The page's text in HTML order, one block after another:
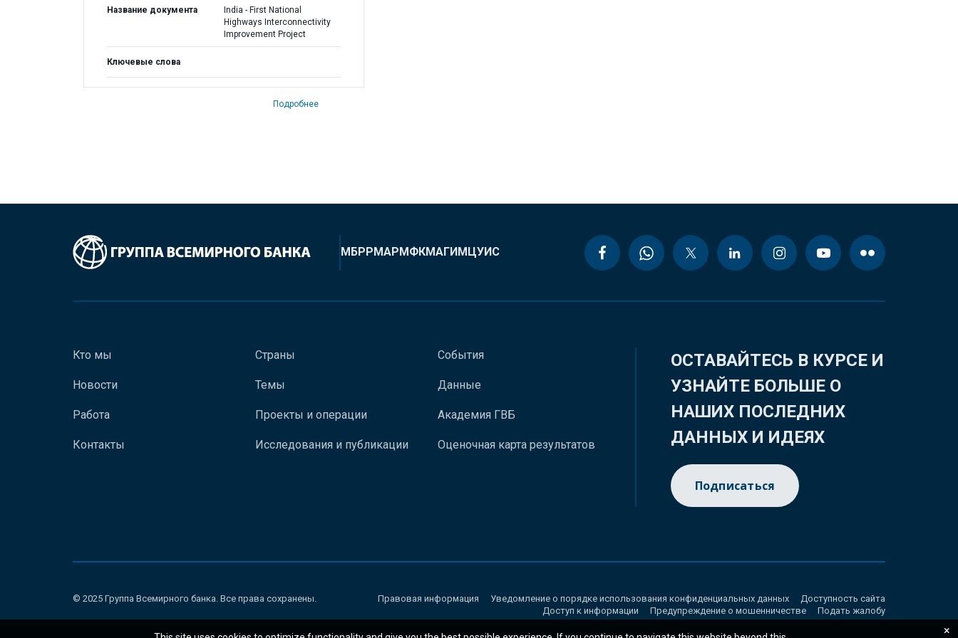
Название документа
India - First National
Highways Interconnectivity
Improvement Project
Ключевые слова
Подробнее
МБРРМАРМФКМАГИМЦУИС
Кто мы
Новости
Работа
Контакты
Страны
Темы
Проекты и операции
Исследования и публикации
События
Данные
Академия ГВБ
Оценочная карта результатов
ОСТАВАЙТЕСЬ В КУРСЕ И
УЗНАЙТЕ БОЛЬШЕ О
НАШИХ ПОСЛЕДНИХ
ДАННЫХ И ИДЕЯХ
Подписаться
© 2025 Группа Всемирного банка. Все права сохранены. Правовая информация Уведомление о порядке использования конфиденциальных данных
Доступность сайта
Доступ к информации
Предупреждение о мошенничестве Подать жалобу
×